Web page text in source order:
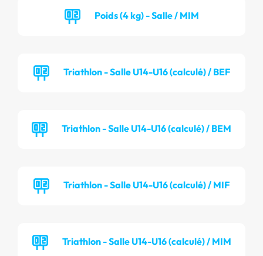
Poids (4 kg) - Salle / MIM
Triathlon - Salle U14-U16 (calculé) / BEF
Triathlon - Salle U14-U16 (calculé) / BEM
Triathlon - Salle U14-U16 (calculé) / MIF
Triathlon - Salle U14-U16 (calculé) / MIM